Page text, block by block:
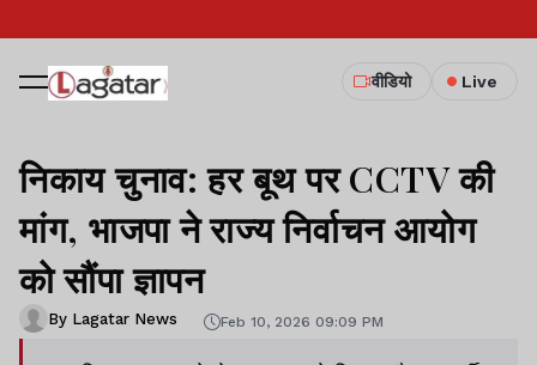
वीडियो Live
निकाय चुनाव: हर बूथ पर CCTV की
मांग, भाजपा ने राज्य निर्वाचन आयोग
को सौंपा ज्ञापन
By Lagatar News Feb 10, 2026 09:09 PM